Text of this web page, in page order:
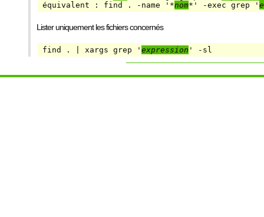
équivalent : find . -name '*nom*' -exec grep '
Lister uniquement les fichiers concernés
find . | xargs grep ' expression ' -sl